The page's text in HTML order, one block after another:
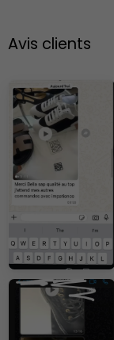
Avis clients